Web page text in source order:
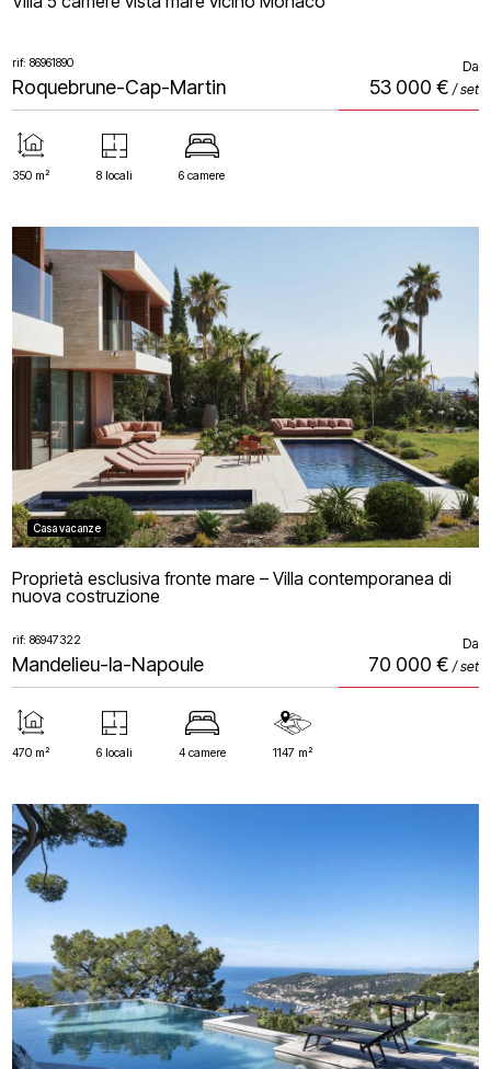
rif: 86961890 Da
53 000 €/ set
Roquebrune-Cap-Martin
350 m² 8 locali 6 camere
Casa vacanze
Proprietà esclusiva fronte mare – Villa contemporanea di
nuova costruzione
rif: 86947322 Da
70 000 €/ set
Mandelieu-la-Napoule
470 m² 6 locali 4 camere 1147 m²